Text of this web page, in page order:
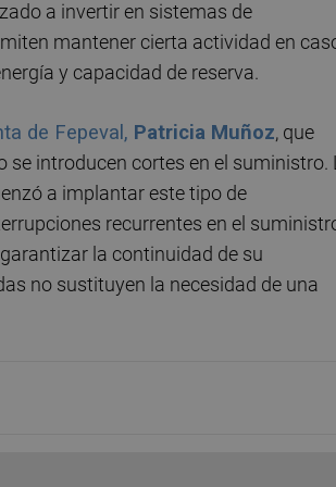
a invertir en sistemas de
mantener cierta actividad en
y capacidad de reserva.
de Fepeval, Patricia Muñoz, que
introducen cortes en el suministro.
a implantar este tipo de
recurrentes en el
la continuidad de su
no sustituyen la necesidad de una